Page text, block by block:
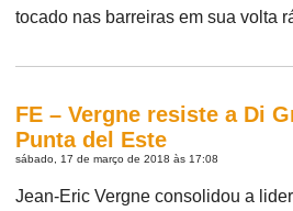
tocado nas barreiras em sua volta
FE – Vergne resiste a Di
Punta del Este
sábado, 17 de março de 2018 às 17:08
Jean-Eric Vergne consolidou a